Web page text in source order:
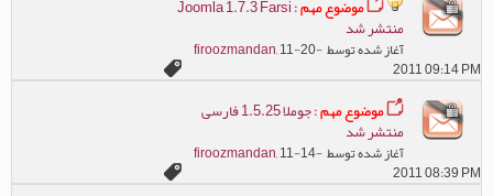
موضوع مهم :Joomla 1.7.3 Farsi
منتشر شد
آغاز شده توسط firoozmandan, 11-20-
2011 09:14 PM
موضوع مهم : جوملا 1.5.25 فارسی
منتشر شد
آغاز شده توسط firoozmandan, 11-14-
2011 08:39 PM